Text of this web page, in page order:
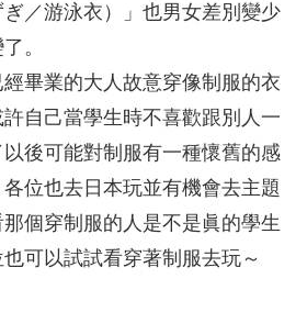
／游泳衣）」也男女差別變少
。
畢業的大人故意穿像制服的衣
自己當學生時不喜歡跟別人一
後可能對制服有一種懷舊的感
位也去日本玩並有機會去主題
個穿制服的人是不是眞的學生
可以試試看穿著制服去玩～